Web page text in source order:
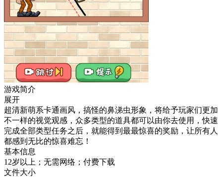
游戏简介
展开
超清新萌系卡通画风，搞怪的鼻涕虫形象，将给予玩家们更加
不一样的视觉观感，众多类型的道具都可以由你去使用，快速
完成全部类型任务之后，就能得到最最惊喜的奖励，让所有人
都感到无比的惊喜难忘！
基本信息
12岁以上；无需网络；付费下载
文件大小